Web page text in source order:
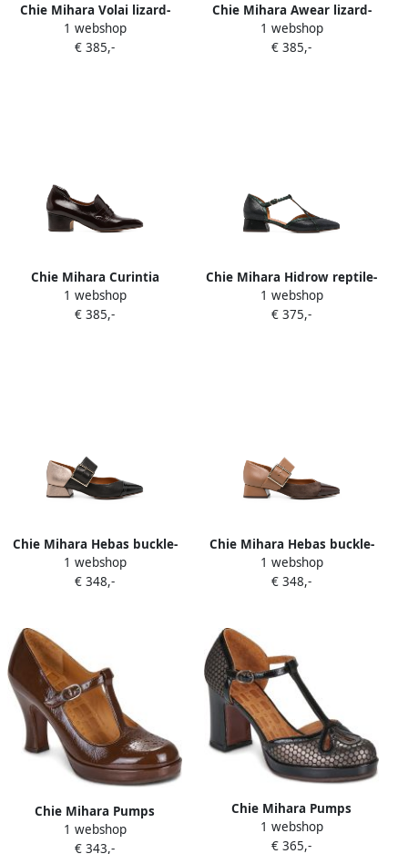
Chie Mihara Volai lizard-
effect T-bar heeled pumps
Blauw
1 webshop
€ 385,-
Chie Mihara Awear lizard-
effect T-bar heeled pumps
Bruin
1 webshop
€ 385,-
Chie Mihara Curintia
patent-finish block-heel
heeled pumps Rood
1 webshop
€ 385,-
Chie Mihara Hidrow reptile-
effect T-bar heeled pumps
Blauw
1 webshop
€ 375,-
Chie Mihara Hebas buckle-
fastening pointed-toe
pumps Zwart
1 webshop
€ 348,-
Chie Mihara Hebas buckle-
strap pointed-toe pumps
Bruin
1 webshop
€ 348,-
Chie Mihara Pumps
KOKESHI
1 webshop
€ 343,-
Chie Mihara Pumps
DAMELIA
1 webshop
€ 365,-